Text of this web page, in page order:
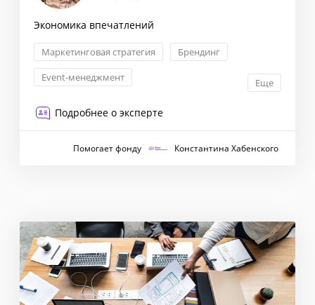
Экономика впечатлений
Маркетинговая стратегия
Брендинг
Event-менеджмент
Еще
Подробнее о эксперте
Помогает фонду Константина Хабенского